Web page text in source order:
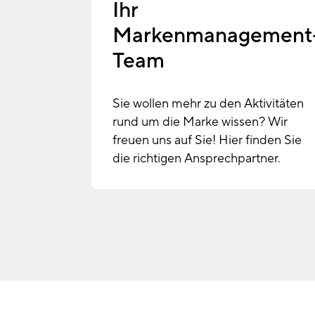
Ihr
Team
Sie wollen mehr zu den Aktivitäten
rund um die Marke wissen? Wir
freuen uns auf Sie! Hier finden Sie
die richtigen Ansprechpartner.